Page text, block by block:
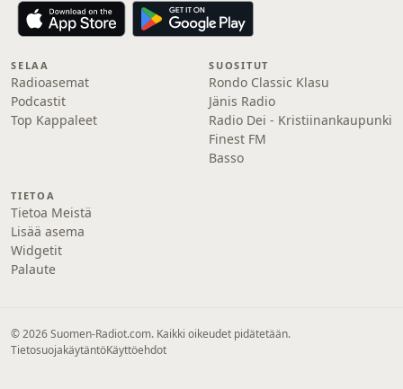
SELAA
Radioasemat
Podcastit
Top Kappaleet
SUOSITUT
Rondo Classic Klasu
Jänis Radio
Radio Dei - Kristiinankaupunki
Finest FM
Basso
TIETOA
Tietoa Meistä
Lisää asema
Widgetit
Palaute
© 2026 Suomen-Radiot.com. Kaikki oikeudet pidätetään.
TietosuojakäytäntöKäyttöehdot